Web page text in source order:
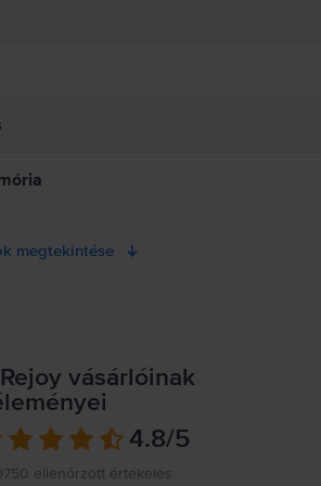
megtekintése
vásárlóinak
4.8/5
ellenőrzött értékelés